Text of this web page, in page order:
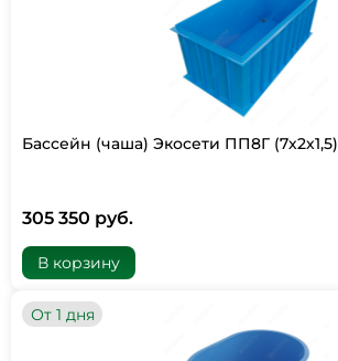
Бассейн (чаша) Экосети ПП8Г (7х2х1,5)
305 350 руб.
В корзину
От 1 дня